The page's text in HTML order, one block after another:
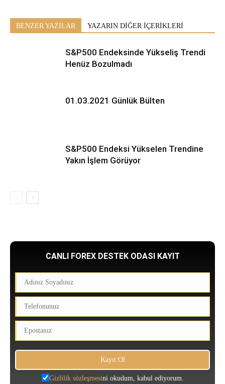
BENZER YAZILAR YAZARIN DİĞER İÇERİKLERİ
S&P500 Endeksinde Yükseliş Trendi
Henüz Bozulmadı
01.03.2021 Günlük Bülten
S&P500 Endeksi Yükselen Trendine
Yakın İşlem Görüyor
CANLI FOREX DESTEK ODASI KAYIT
Gizlilik sözleşmesini okudum, kabul ediyorum.